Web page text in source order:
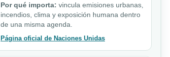
Por qué importa: vincula emisiones urbanas,
incendios, clima y exposición humana dentro
de una misma agenda.
Página oficial de Naciones Unidas